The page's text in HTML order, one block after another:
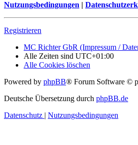
Nutzungsbedingungen |
Registrieren
MC Richter GbR (Impressum /
Alle Zeiten sind UTC+01:00
Alle Cookies löschen
Powered by phpBB® Forum Software ©
Deutsche Übersetzung durch phpBB.de
Datenschutz | Nutzungsbedingungen